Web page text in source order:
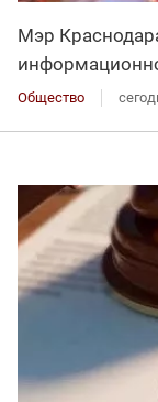
Мэр
Общество